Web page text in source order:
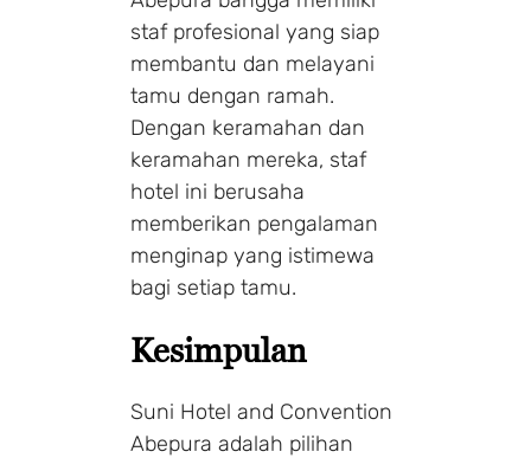
staf profesional yang siap
membantu dan melayani
tamu dengan ramah.
Dengan keramahan dan
keramahan mereka, staf
hotel ini berusaha
memberikan pengalaman
menginap yang istimewa
bagi setiap tamu.
Kesimpulan
Suni Hotel and Convention
Abepura adalah pilihan